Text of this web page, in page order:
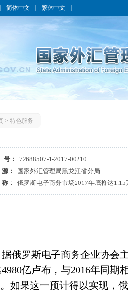
简体中文 繁体中文
> 特色服务
号：
72688507-1-2017-00210
：
国家外汇管理局黑龙江省分局
：
俄罗斯电子商务市场2017年底将达1.15
据俄罗斯电子商务企业协会
4980亿卢布，与2016年同期
。如果这一预计得以实现，